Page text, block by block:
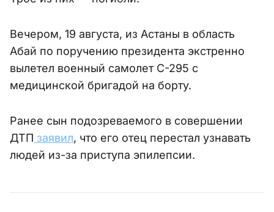
Вечером, 19 августа, из Астаны в область
Абай по поручению президента экстренно
вылетел военный самолет С-295 с
медицинской бригадой на борту.
Ранее сын подозреваемого в совершении
ДТП заявил, что его отец перестал узнавать
людей из-за приступа эпилепсии.